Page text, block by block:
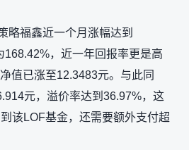
略福鑫近一个月涨幅达到
168.42%，近一年回报率更是高
值已涨至12.3483元。与此同
元，溢价率达到36.97%，这
该LOF基金，还需要额外支付超